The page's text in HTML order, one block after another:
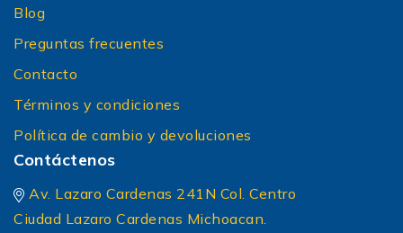
Blog
Preguntas frecuentes
Contacto
Términos y condiciones
Política de cambio y devoluciones
Contáctenos
Av. Lazaro Cardenas 241N Col. Centro
Ciudad Lazaro Cardenas Michoacan.